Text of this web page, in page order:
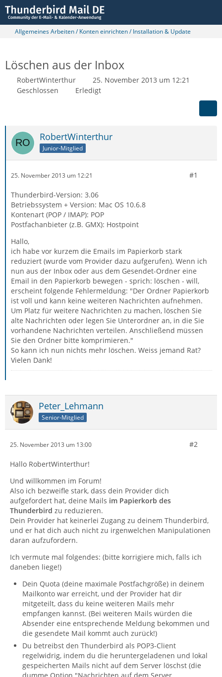
Allgemeines Arbeiten / Konten einrichten / Installation & Update
Löschen aus der Inbox
RobertWinterthur
25. November 2013 um 12:21
Geschlossen
Erledigt
RobertWinterthur
Junior-Mitglied
25. November 2013 um 12:21 #1
Thunderbird-Version: 3.06
Betriebssystem + Version: Mac OS 10.6.8
Kontenart (POP / IMAP): POP
Postfachanbieter (z.B. GMX): Hostpoint
Hallo,
ich habe vor kurzem die Emails im Papierkorb stark
reduziert (wurde vom Provider dazu aufgerufen). Wenn ich
nun aus der Inbox oder aus dem Gesendet-Ordner eine
Email in den Papierkorb bewegen - sprich: löschen - will,
erscheint folgende Fehlermeldung: "Der Ordner Papierkorb
ist voll und kann keine weiteren Nachrichten aufnehmen.
Um Platz für weitere Nachrichten zu machen, löschen Sie
alte Nachrichten oder legen Sie Unterordner an, in die Sie
vorhandene Nachrichten verteilen. Anschließend müssen
Sie den Ordner bitte komprimieren."
So kann ich nun nichts mehr löschen. Weiss jemand Rat?
Vielen Dank!
Peter_Lehmann
Senior-Mitglied
25. November 2013 um 13:00 #2
Hallo RobertWinterthur!
Und willkommen im Forum!
Also ich bezweifle stark, dass dein Provider dich
aufgefordert hat, deine Mails im Papierkorb des
Thunderbird zu reduzieren.
Dein Provider hat keinerlei Zugang zu deinem Thunderbird,
und er hat dich auch nicht zu irgenwelchen Manipulationen
daran aufzufordern.
Ich vermute mal folgendes: (bitte korrigiere mich, falls ich
daneben liege!)
Dein Quota (deine maximale Postfachgröße) in deinem
Mailkonto war erreicht, und der Provider hat dir
mitgeteilt, dass du keine weiteren Mails mehr
empfangen kannst. (Bei weiteren Mails würden die
Absender eine entsprechende Meldung bekommen und
die gesendete Mail kommt auch zurück!)
Du betreibst den Thunderbird als POP3-Client
regelwidrig, indem du die heruntergeladenen und lokal
gespeicherten Mails nicht auf dem Server löschst (die